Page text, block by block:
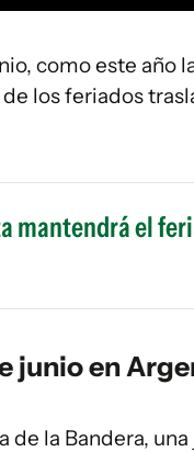
como este año
los feriados
mantendrá el
junio en
de la Bandera,